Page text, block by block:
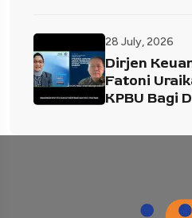
28 July, 2026
Dirjen
Fatoni
KPBU Bagi